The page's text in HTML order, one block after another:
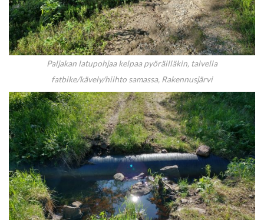
Paljakan latupohjaa kelpaa pyöräilläkin, talvella
fatbike/kävely/hiihto samassa, Rakennusjärvi